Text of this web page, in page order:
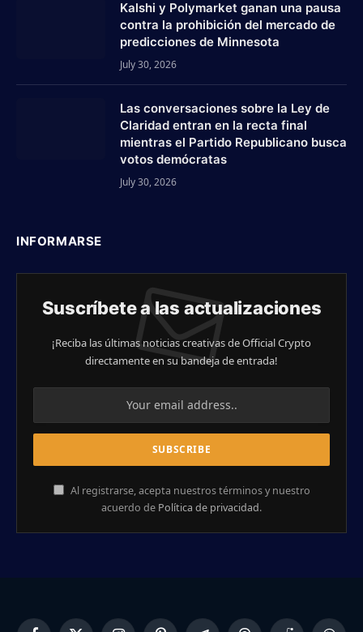
Kalshi y Polymarket ganan una pausa
contra la prohibición del mercado de
predicciones de Minnesota
July 30, 2026
Las conversaciones sobre la Ley de
Claridad entran en la recta final
mientras el Partido Republicano busca
votos demócratas
July 30, 2026
INFORMARSE
Suscríbete a las actualizaciones
¡Reciba las últimas noticias creativas de Official Crypto
directamente en su bandeja de entrada!
Al registrarse, acepta nuestros términos y nuestro
acuerdo de Política de privacidad.